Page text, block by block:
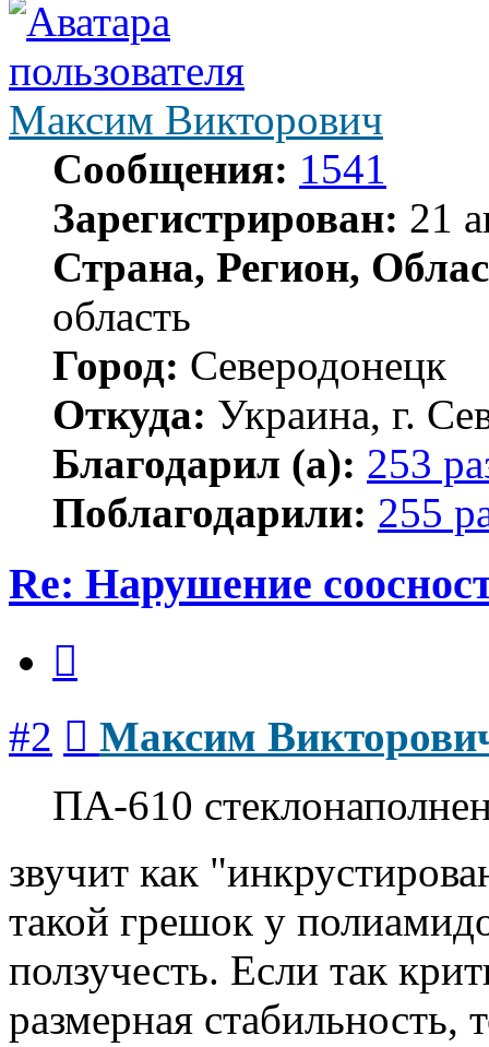
Максим Викторович
Сообщения: 1541
Зарегистрирован: 21
Страна, Регион,
область
Город: Северодонецк
Откуда: Украина, г.
Благодарил (а): 253
Поблагодарили: 255
Re: Нарушение
#2
Максим
ПА-610
звучит как
такой грешок у
ползучесть. Если так
размерная